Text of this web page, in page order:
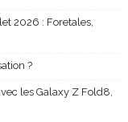
2026 : Foretales,
?
les Galaxy Z Fold8,